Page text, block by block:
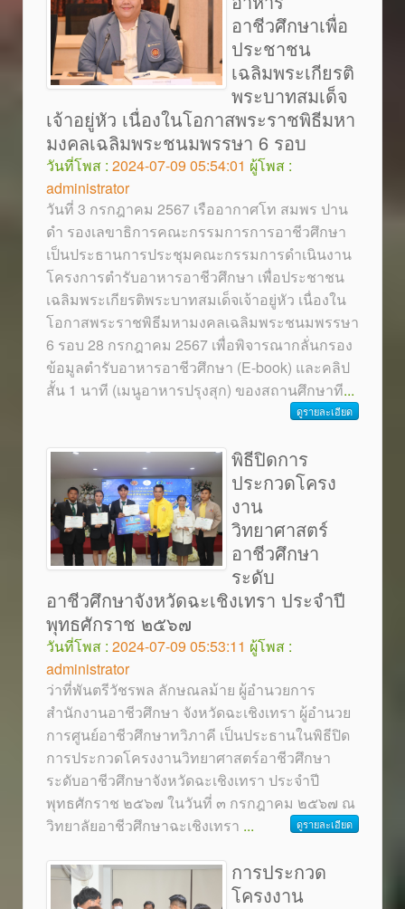
อาชีวศึกษาเพื่อ
ประชาชน
เฉลิมพระเกียรติ
พระบาทสมเด็จ
เจ้าอยู่หัว เนื่องในโอกาสพระราชพิธีมหา
มงคลเฉลิมพระชนมพรรษา 6 รอบ
วันที่โพส : 2024-07-09 05:54:01 ผู้โพส :
administrator
วันที่ 3 กรกฎาคม 2567 เรืออากาศโท สมพร ปาน
ดำ รองเลขาธิการคณะกรรมการการอาชีวศึกษา
เป็นประธานการประชุมคณะกรรมการดำเนินงาน
โครงการตำรับอาหารอาชีวศึกษา เพื่อประชาชน
เฉลิมพระเกียรติพระบาทสมเด็จเจ้าอยู่หัว เนื่องใน
โอกาสพระราชพิธีมหามงคลเฉลิมพระชนมพรรษา
6 รอบ 28 กรกฎาคม 2567 เพื่อพิจารณากลั่นกรอง
ข้อมูลตำรับอาหารอาชีวศึกษา (E-book) และคลิป
สั้น 1 นาที (เมนูอาหารปรุงสุก) ของสถานศึกษาที...
ดูรายละเอียด
พิธีปิดการ
ประกวดโครง
งาน
วิทยาศาสตร์
อาชีวศึกษา
ระดับ
อาชีวศึกษาจังหวัดฉะเชิงเทรา ประจำปี
พุทธศักราช ๒๕๖๗
วันที่โพส : 2024-07-09 05:53:11 ผู้โพส :
administrator
ว่าที่พันตรีวัชรพล ลักษณลม้าย ผู้อำนวยการ
สำนักงานอาชีวศึกษา จังหวัดฉะเชิงเทรา ผู้อำนวย
การศูนย์อาชีวศึกษาทวิภาคี เป็นประธานในพิธีปิด
การประกวดโครงงานวิทยาศาสตร์อาชีวศึกษา
ระดับอาชีวศึกษาจังหวัดฉะเชิงเทรา ประจำปี
พุทธศักราช ๒๕๖๗ ในวันที่ ๓ กรกฎาคม ๒๕๖๗ ณ
วิทยาลัยอาชีวศึกษาฉะเชิงเทรา ... ดูรายละเอียด
การประกวด
โครงงาน